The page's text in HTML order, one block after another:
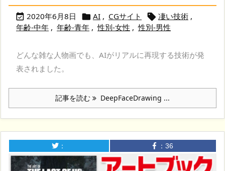
 2020年6月8日  AI , CGサイト  凄い技術 ,
年齢-中年 , 年齢-青年 , 性別-女性 , 性別-男性
どんな雑な人物画でも、AIがリアルに再現する技術が発
表されました。
記事を読む DeepFaceDrawing ...
： ： 36